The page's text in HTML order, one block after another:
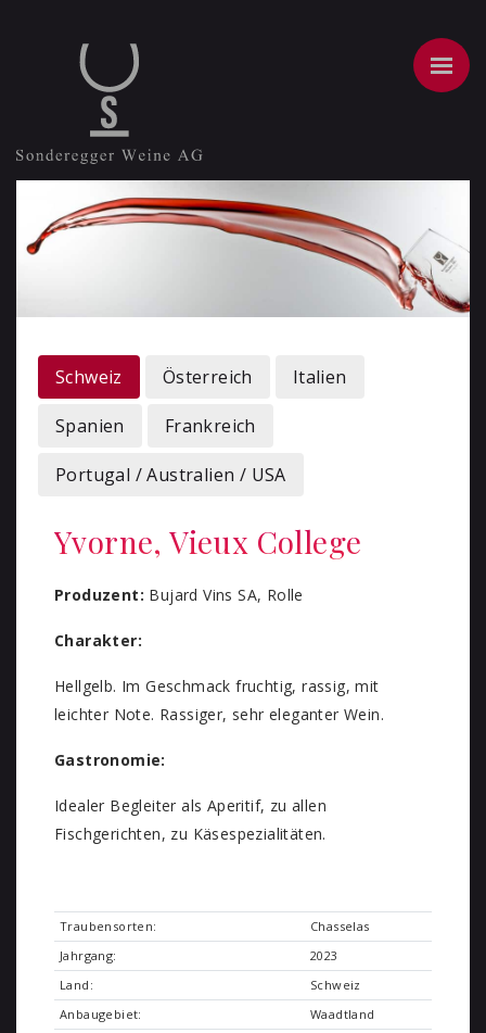
Schweiz Österreich Italien
Spanien Frankreich
Portugal / Australien / USA
Yvorne, Vieux College
Produzent: Bujard Vins SA, Rolle
Charakter:
Hellgelb. Im Geschmack fruchtig, rassig, mit
leichter Note. Rassiger, sehr eleganter Wein.
Gastronomie:
Idealer Begleiter als Aperitif, zu allen
Fischgerichten, zu Käsespezialitäten.
Traubensorten:
Chasselas
Jahrgang:
2023
Land:
Schweiz
Anbaugebiet:
Waadtland